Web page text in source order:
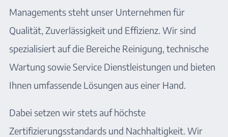
Managements steht unser Unternehmen für
Qualität, Zuverlässigkeit und Effizienz. Wir sind
spezialisiert auf die Bereiche Reinigung, technische
Wartung sowie Service Dienstleistungen und bieten
Ihnen umfassende Lösungen aus einer Hand.
Dabei setzen wir stets auf höchste
Zertifizierungsstandards und Nachhaltigkeit. Wir